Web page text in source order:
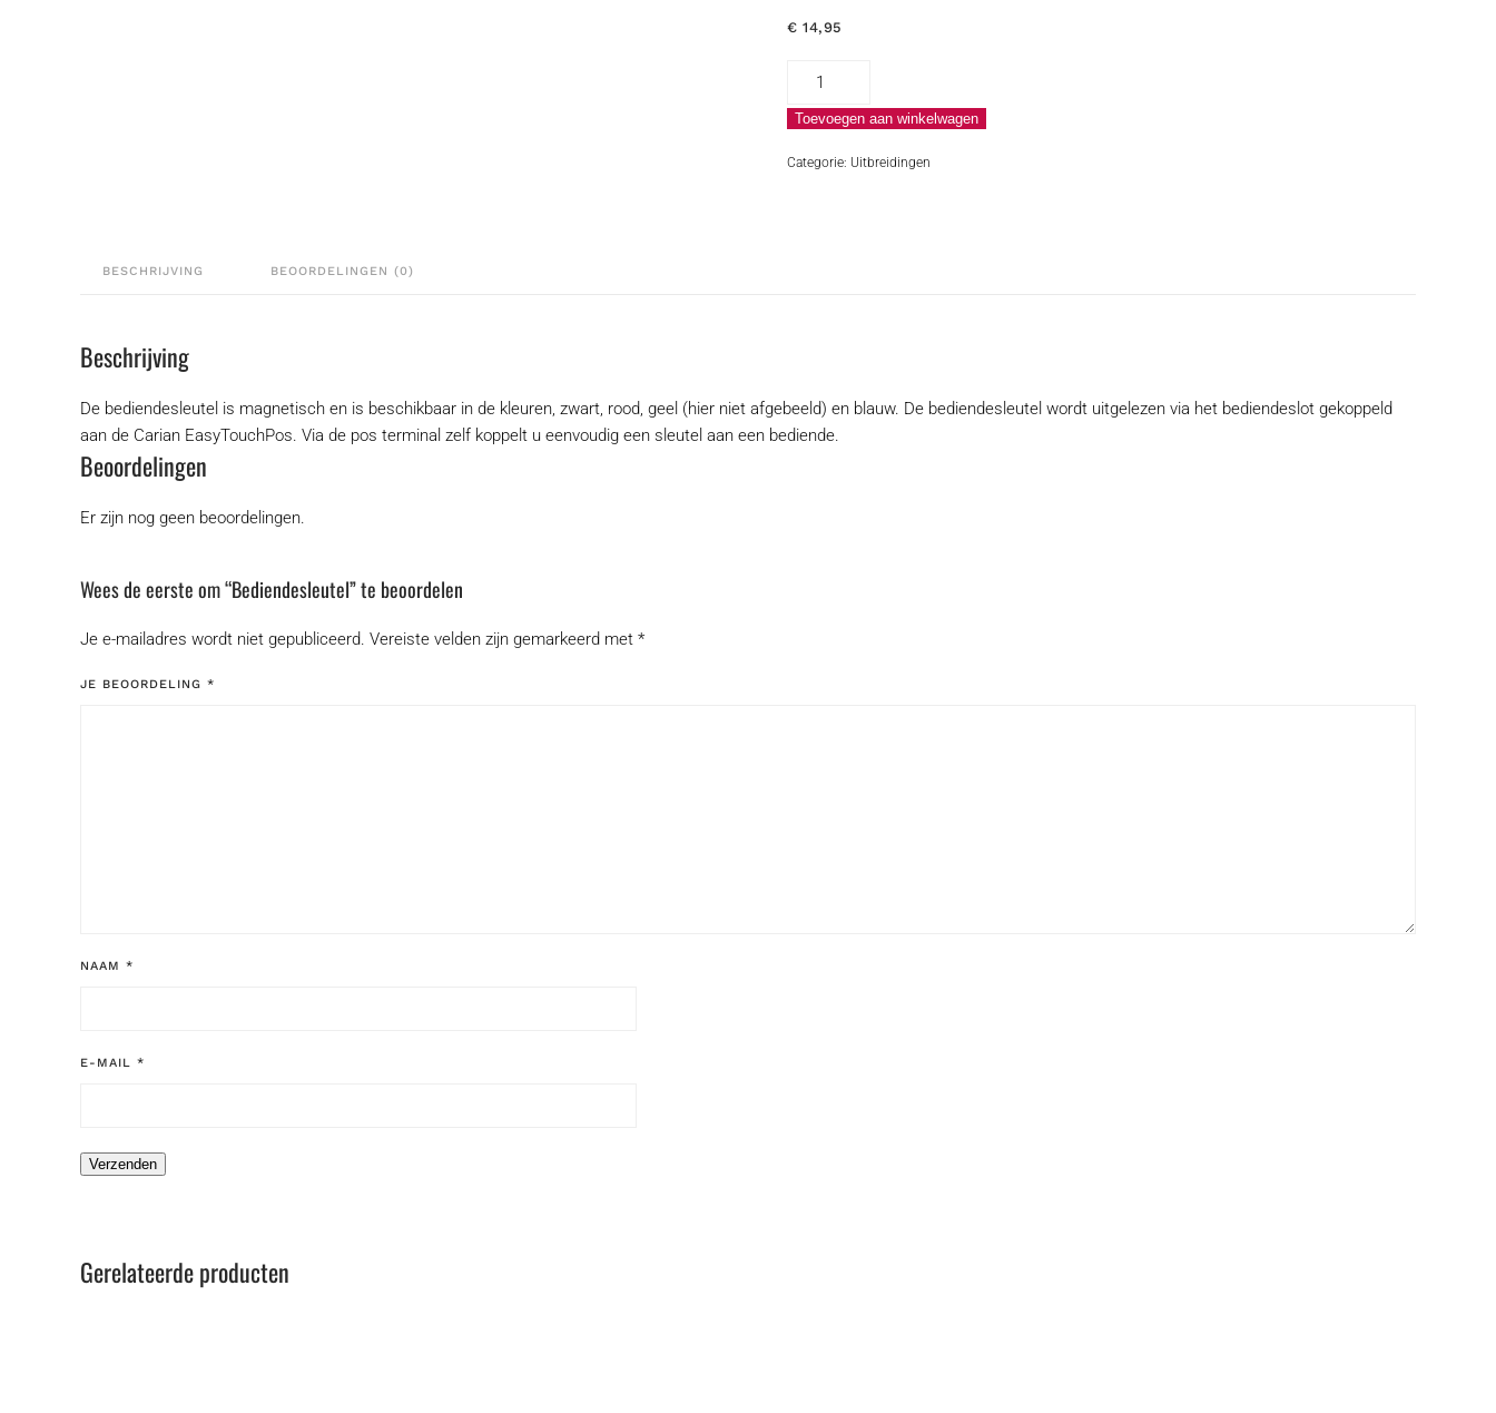
€ 14,95
Bediendesleutel
Toevoegen aan winkelwagen
Categorie: Uitbreidingen
BESCHRIJVING BEOORDELINGEN (0)
Beschrijving
De bediendesleutel is magnetisch en is beschikbaar in de kleuren, zwart, rood, geel (hier niet afgebeeld) en blauw. De bediendesleutel wordt uitgelezen via het bediendeslot gekoppeld
aan de Carian EasyTouchPos. Via de pos terminal zelf koppelt u eenvoudig een sleutel aan een bediende.
Beoordelingen
Er zijn nog geen beoordelingen.
Wees de eerste om “Bediendesleutel” te beoordelen
Je e-mailadres wordt niet gepubliceerd. Vereiste velden zijn gemarkeerd met *
JE BEOORDELING *
NAAM *
E-MAIL *
Gerelateerde producten